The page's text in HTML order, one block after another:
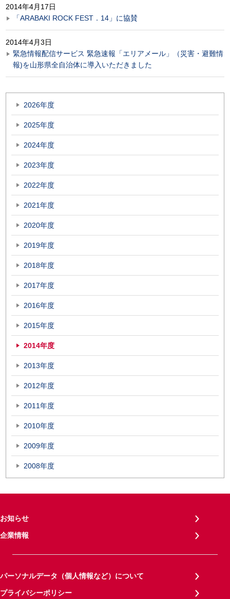
2014年4月17日
「ARABAKI ROCK FEST．14」に協賛
2014年4月3日
緊急情報配信サービス 緊急速報「エリアメール」（災害・避難情
報)を山形県全自治体に導入いただきました
2026年度
2025年度
2024年度
2023年度
2022年度
2021年度
2020年度
2019年度
2018年度
2017年度
2016年度
2015年度
2014年度
2013年度
2012年度
2011年度
2010年度
2009年度
2008年度
お知らせ
企業情報
パーソナルデータ（個人情報など）について
プライバシーポリシー